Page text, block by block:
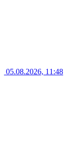
05.08.2026, 11:48